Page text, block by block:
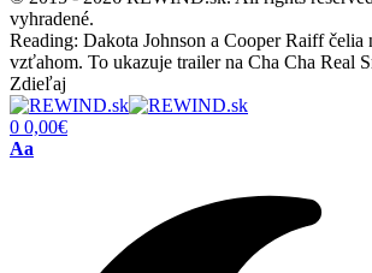
vyhradené.
Reading: Dakota Johnson a Cooper Raiff čelia
vzťahom. To ukazuje trailer na Cha Cha Real
Zdieľaj
0 0,00€
Font
Aa